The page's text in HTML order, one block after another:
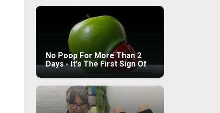
No Poop For More Than 2
Days - It's The First Sign Of